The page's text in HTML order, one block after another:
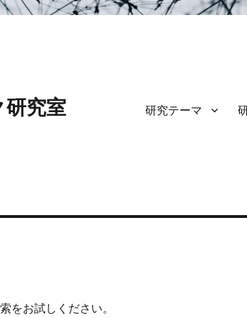
研究室 研究テーマ
をお試しください。